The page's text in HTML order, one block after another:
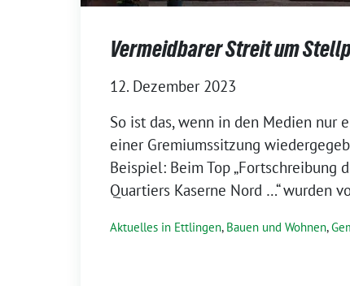
Vermeidbarer Streit um
12. Dezember 2023
So ist das, wenn in den Medien nur
einer Gremiumssitzung
Beispiel: Beim Top „Fortschreibung
Quartiers Kaserne Nord …“ wurden
Aktuelles in Ettlingen, Bauen und Wohnen,